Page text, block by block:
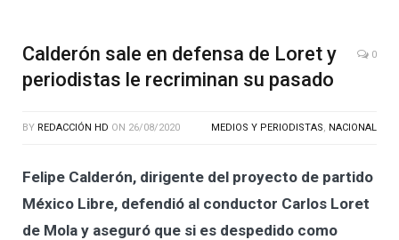
Calderón sale en defensa de Loret y
periodistas le recriminan su pasado
0
BY REDACCIÓN HD ON 26/08/2020 MEDIOS Y PERIODISTAS, NACIONAL
Felipe Calderón, dirigente del proyecto de partido
México Libre, defendió al conductor Carlos Loret
de Mola y aseguró que si es despedido como